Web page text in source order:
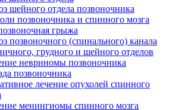
шейного отдела позвоночника
позвоночника и спинного мозга
грыжа
позвоночного (спинального) канала
грудного и шейного отделов
невриномы позвоночника
позвоночника
лечение опухолей спинного
менингиомы спинного мозга